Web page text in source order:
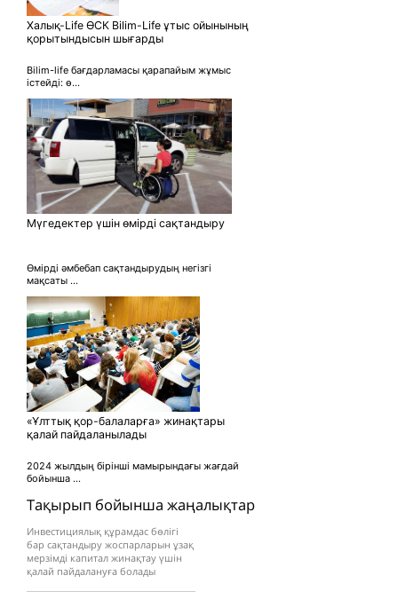
Тақырып бойынша жаңалықтар
Инвестициялық құрамдас бөлігі
бар сақтандыру жоспарларын ұзақ
мерзімді капитал жинақтау үшін
қалай пайдалануға болады
Халық-Life ӨСК Bilim-Life ұтыс ойынының
қорытындысын шығарды
Bilim-life бағдарламасы қарапайым жұмыс
істейді: ө...
Мүгедектер үшін өмірді сақтандыру
Өмірді әмбебап сақтандырудың негізгі
мақсаты ...
«Ұлттық қор-балаларға» жинақтары
қалай пайдаланылады
2024 жылдың бірінші мамырындағы жағдай
бойынша ...